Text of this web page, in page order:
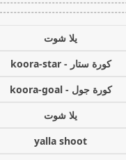
يلا شوت
كورة ستار - koora-star
كورة جول - koora-goal
يلا شوت
yalla shoot